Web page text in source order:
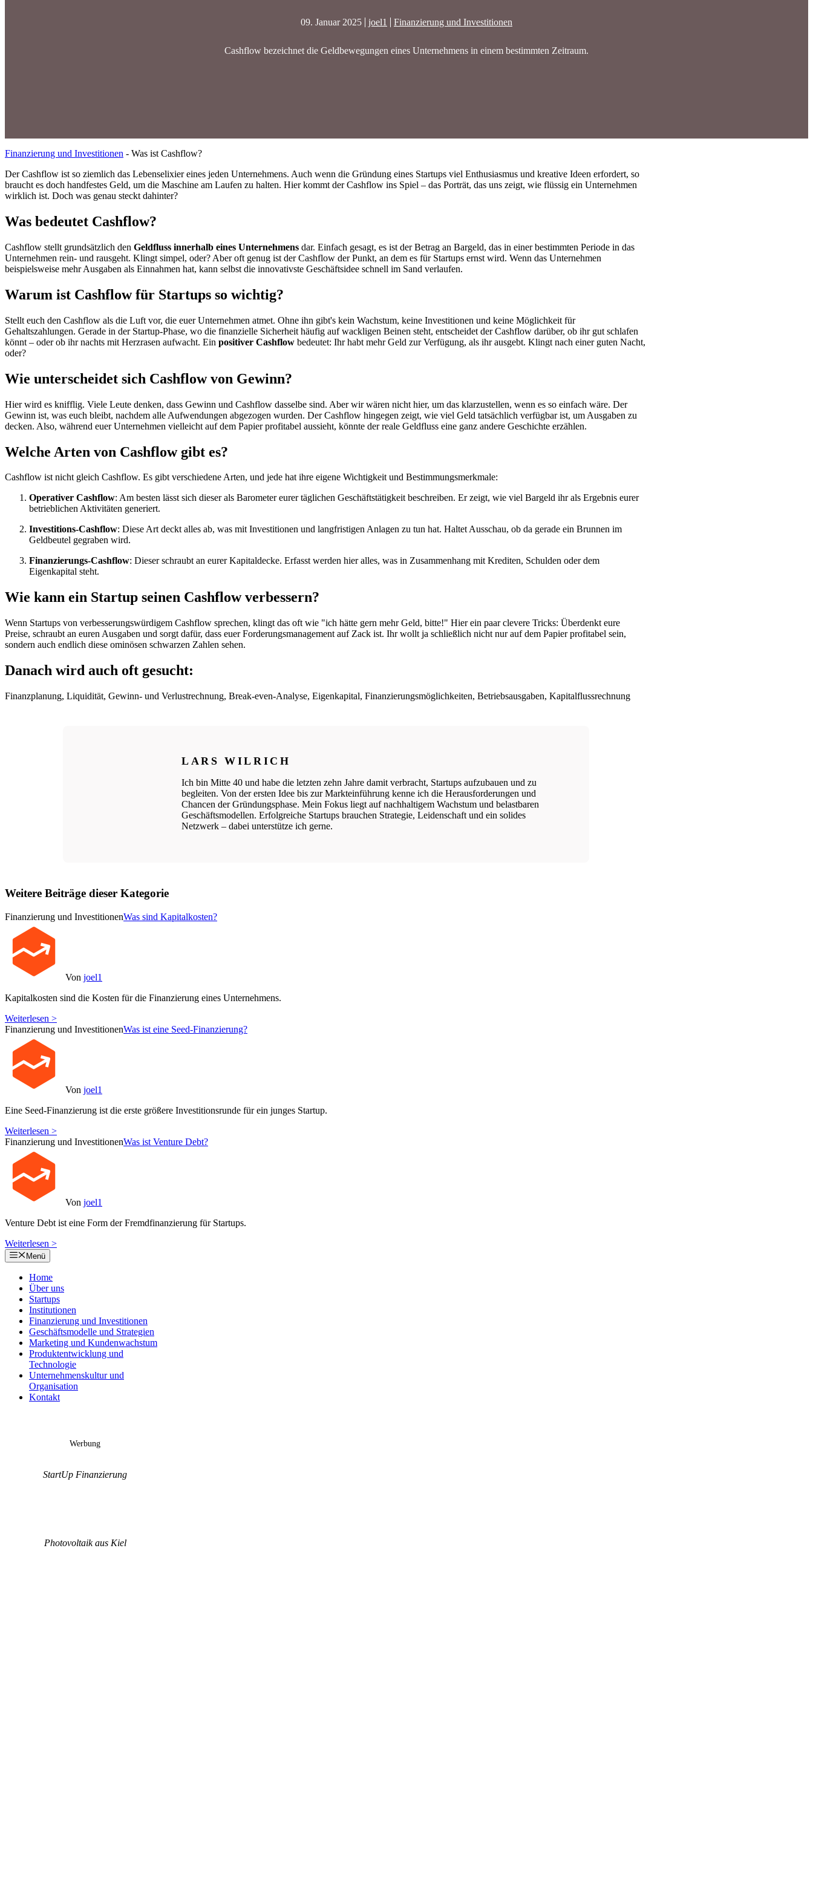
09. Januar 2025 joel1 Finanzierung und Investitionen
Cashflow bezeichnet die Geldbewegungen eines Unternehmens in einem bestimmten Zeitraum.
Finanzierung und Investitionen - Was ist Cashflow?
Der Cashflow ist so ziemlich das Lebenselixier eines jeden Unternehmens. Auch wenn die Gründung eines Startups viel Enthusiasmus und kreative Ideen erfordert, so
braucht es doch handfestes Geld, um die Maschine am Laufen zu halten. Hier kommt der Cashflow ins Spiel – das Porträt, das uns zeigt, wie flüssig ein Unternehmen
wirklich ist. Doch was genau steckt dahinter?
Was bedeutet Cashflow?
Cashflow stellt grundsätzlich den Geldfluss innerhalb eines Unternehmens dar. Einfach gesagt, es ist der Betrag an Bargeld, das in einer bestimmten Periode in das
Unternehmen rein- und rausgeht. Klingt simpel, oder? Aber oft genug ist der Cashflow der Punkt, an dem es für Startups ernst wird. Wenn das Unternehmen
beispielsweise mehr Ausgaben als Einnahmen hat, kann selbst die innovativste Geschäftsidee schnell im Sand verlaufen.
Warum ist Cashflow für Startups so wichtig?
Stellt euch den Cashflow als die Luft vor, die euer Unternehmen atmet. Ohne ihn gibt's kein Wachstum, keine Investitionen und keine Möglichkeit für
Gehaltszahlungen. Gerade in der Startup-Phase, wo die finanzielle Sicherheit häufig auf wackligen Beinen steht, entscheidet der Cashflow darüber, ob ihr gut schlafen
könnt – oder ob ihr nachts mit Herzrasen aufwacht. Ein positiver Cashflow bedeutet: Ihr habt mehr Geld zur Verfügung, als ihr ausgebt. Klingt nach einer guten Nacht,
oder?
Wie unterscheidet sich Cashflow von Gewinn?
Hier wird es knifflig. Viele Leute denken, dass Gewinn und Cashflow dasselbe sind. Aber wir wären nicht hier, um das klarzustellen, wenn es so einfach wäre. Der
Gewinn ist, was euch bleibt, nachdem alle Aufwendungen abgezogen wurden. Der Cashflow hingegen zeigt, wie viel Geld tatsächlich verfügbar ist, um Ausgaben zu
decken. Also, während euer Unternehmen vielleicht auf dem Papier profitabel aussieht, könnte der reale Geldfluss eine ganz andere Geschichte erzählen.
Welche Arten von Cashflow gibt es?
Cashflow ist nicht gleich Cashflow. Es gibt verschiedene Arten, und jede hat ihre eigene Wichtigkeit und Bestimmungsmerkmale:
Operativer Cashflow: Am besten lässt sich dieser als Barometer eurer täglichen Geschäftstätigkeit beschreiben. Er zeigt, wie viel Bargeld ihr als Ergebnis eurer
betrieblichen Aktivitäten generiert.
Investitions-Cashflow: Diese Art deckt alles ab, was mit Investitionen und langfristigen Anlagen zu tun hat. Haltet Ausschau, ob da gerade ein Brunnen im
Geldbeutel gegraben wird.
Finanzierungs-Cashflow: Dieser schraubt an eurer Kapitaldecke. Erfasst werden hier alles, was in Zusammenhang mit Krediten, Schulden oder dem
Eigenkapital steht.
Wie kann ein Startup seinen Cashflow verbessern?
Wenn Startups von verbesserungswürdigem Cashflow sprechen, klingt das oft wie "ich hätte gern mehr Geld, bitte!" Hier ein paar clevere Tricks: Überdenkt eure
Preise, schraubt an euren Ausgaben und sorgt dafür, dass euer Forderungsmanagement auf Zack ist. Ihr wollt ja schließlich nicht nur auf dem Papier profitabel sein,
sondern auch endlich diese ominösen schwarzen Zahlen sehen.
Danach wird auch oft gesucht:
Finanzplanung, Liquidität, Gewinn- und Verlustrechnung, Break-even-Analyse, Eigenkapital, Finanzierungsmöglichkeiten, Betriebsausgaben, Kapitalflussrechnung
LARS WILRICH
Ich bin Mitte 40 und habe die letzten zehn Jahre damit verbracht, Startups aufzubauen und zu
begleiten. Von der ersten Idee bis zur Markteinführung kenne ich die Herausforderungen und
Chancen der Gründungsphase. Mein Fokus liegt auf nachhaltigem Wachstum und belastbaren
Geschäftsmodellen. Erfolgreiche Startups brauchen Strategie, Leidenschaft und ein solides
Netzwerk – dabei unterstütze ich gerne.
Weitere Beiträge dieser Kategorie
Finanzierung und InvestitionenWas sind Kapitalkosten?
Von joel1
Kapitalkosten sind die Kosten für die Finanzierung eines Unternehmens.
Weiterlesen >
Finanzierung und InvestitionenWas ist eine Seed-Finanzierung?
Von joel1
Eine Seed-Finanzierung ist die erste größere Investitionsrunde für ein junges Startup.
Weiterlesen >
Finanzierung und InvestitionenWas ist Venture Debt?
Von joel1
Venture Debt ist eine Form der Fremdfinanzierung für Startups.
Weiterlesen >
Menü
Home
Über uns
Startups
Institutionen
Finanzierung und Investitionen
Geschäftsmodelle und Strategien
Marketing und Kundenwachstum
Produktentwicklung und
Technologie
Unternehmenskultur und
Organisation
Kontakt
Werbung
StartUp Finanzierung
Photovoltaik aus Kiel